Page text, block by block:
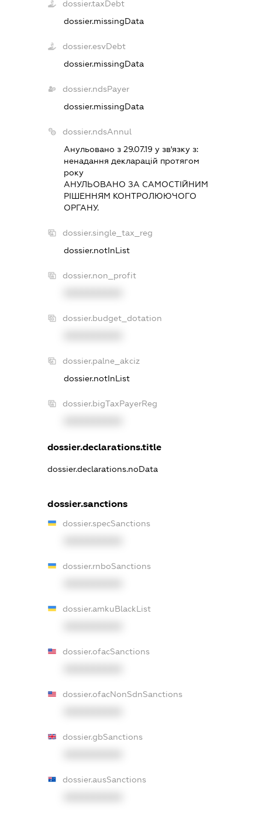
dossier.taxDebt
dossier.missingData
dossier.esvDebt
dossier.missingData
dossier.ndsPayer
dossier.missingData
dossier.ndsAnnul
Анульовано з 29.07.19 у зв'язку з:
ненадання декларацiй протягом
року
АНУЛЬОВАНО ЗА САМОСТIЙНИМ
РIШЕННЯМ КОНТРОЛЮЮЧОГО
ОРГАНУ.
dossier.single_tax_reg
dossier.notInList
dossier.non_profit
dossier.budget_dotation
dossier.palne_akciz
dossier.notInList
dossier.bigTaxPayerReg
dossier.declarations.title
dossier.declarations.noData
dossier.sanctions
dossier.specSanctions
dossier.rnboSanctions
dossier.amkuBlackList
dossier.ofacSanctions
dossier.ofacNonSdnSanctions
dossier.gbSanctions
dossier.ausSanctions